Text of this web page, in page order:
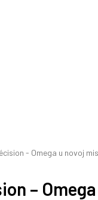
- Omega u novoj
–